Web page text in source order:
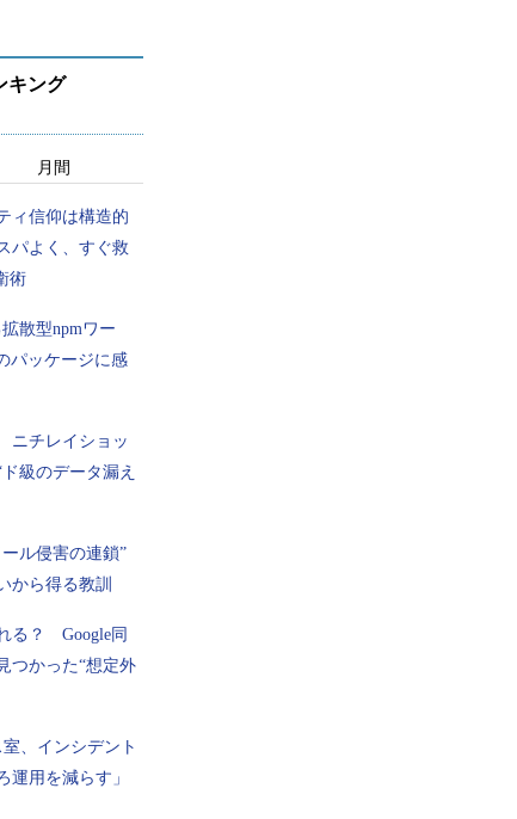
象はセキュリティ担当者だけで十分ですよね？
員がポリシーを順守しなければ、セキュリティを維持するこ
よく城壁に例えられます。全体として強固な作りにな
った一箇所弱い部分があると、そこが狙われてしまいま
ポリシーも全く意味のないものになってしまいます。ぜ
ュリティポリシーを確認してみてください。
ティポリシーを変更ときのポイントは？
キュリティポリシー見直しのポイントを紹介します。
キング
月間
ィ信仰は構造的
パよく、すぐ救
術
散型npmワー
パッケージに感
チレイショッ
級のデータ漏え
ール侵害の連鎖”
から得る教訓
る？ Google同
つかった“想定外
、インシデント
運用を減らす」